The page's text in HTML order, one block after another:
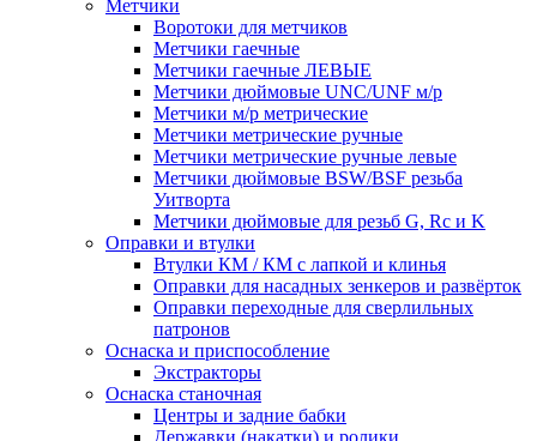
Метчики
Воротоки для метчиков
Метчики гаечные
Метчики гаечные ЛЕВЫЕ
Метчики дюймовые UNC/UNF м/р
Метчики м/р метрические
Метчики метрические ручные
Метчики метрические ручные левые
Метчики дюймовые BSW/BSF резьба
Уитворта
Метчики дюймовые для резьб G, Rc и K
Оправки и втулки
Втулки КМ / КМ с лапкой и клинья
Оправки для насадных зенкеров и развёрток
Оправки переходные для сверлильных
патронов
Оснаска и приспособление
Экстракторы
Оснаска станочная
Центры и задние бабки
Державки (накатки) и ролики